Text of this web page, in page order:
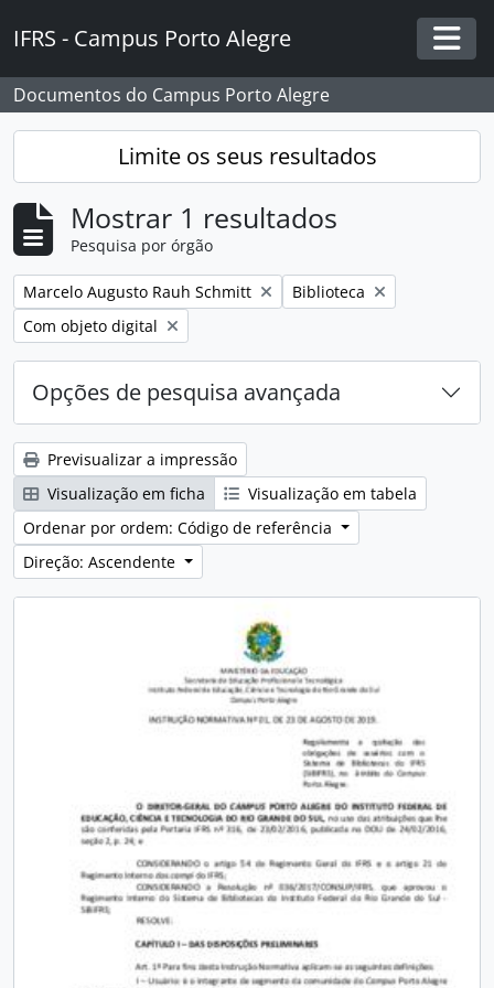
IFRS - Campus Porto Alegre
Documentos do Campus Porto Alegre
Limite os seus resultados
Mostrar 1 resultados
Pesquisa por órgão
Remover filtro:
Marcelo Augusto Rauh Schmitt Remover filtro:
Biblioteca
Remover filtro:
Com objeto digital
Opções de pesquisa avançada
Previsualizar a impressão
Visualização em ficha
Visualização em tabela
Ordenar por ordem: Código de referência
Direção: Ascendente